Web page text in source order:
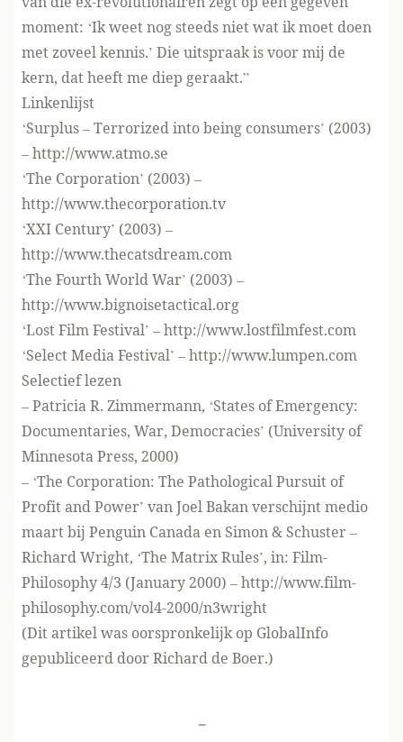
moment: ‘Ik weet nog steeds niet wat ik moet doen
met zoveel kennis.’ Die uitspraak is voor mij de
kern, dat heeft me diep geraakt.”
Linkenlijst
‘Surplus – Terrorized into being consumers’ (2003)
– http://www.atmo.se
‘The Corporation’ (2003) –
http://www.thecorporation.tv
‘XXI Century’ (2003) –
http://www.thecatsdream.com
‘The Fourth World War’ (2003) –
http://www.bignoisetactical.org
‘Lost Film Festival’ – http://www.lostfilmfest.com
‘Select Media Festival’ – http://www.lumpen.com
Selectief lezen
– Patricia R. Zimmermann, ‘States of Emergency:
Documentaries, War, Democracies’ (University of
Minnesota Press, 2000)
– ‘The Corporation: The Pathological Pursuit of
Profit and Power’ van Joel Bakan verschijnt medio
maart bij Penguin Canada en Simon & Schuster –
Richard Wright, ‘The Matrix Rules’, in: Film-
Philosophy 4/3 (January 2000) – http://www.film-
philosophy.com/vol4-2000/n3wright
(Dit artikel was oorspronkelijk op GlobalInfo
gepubliceerd door Richard de Boer.)
-